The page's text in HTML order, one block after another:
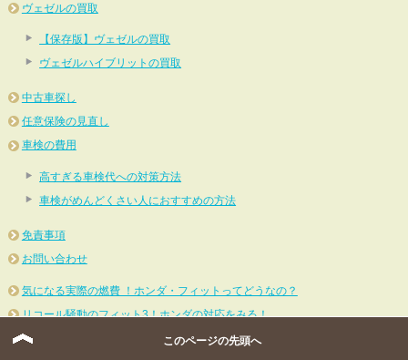
ヴェゼルの買取
【保存版】ヴェゼルの買取
ヴェゼルハイブリットの買取
中古車探し
任意保険の見直し
車検の費用
高すぎる車検代への対策方法
車検がめんどくさい人におすすめの方法
免責事項
お問い合わせ
気になる実際の燃費 ！ホンダ・フィットってどうなの？
リコール騒動のフィット3！ホンダの対応をみる！
新型フィット誕生！独創的なハイブリッド！価格は？燃費は？
このページの先頭へ